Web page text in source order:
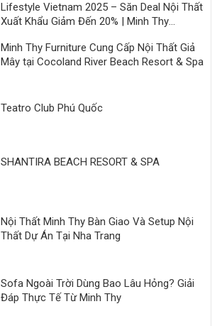
Lifestyle Vietnam 2025 – Săn Deal Nội Thất
Xuất Khẩu Giảm Đến 20% | Minh Thy
Minh Thy Furniture Cung Cấp Nội Thất Giả
Mây tại Cocoland River Beach Resort & Spa
Teatro Club Phú Quốc
SHANTIRA BEACH RESORT & SPA
Nội Thất Minh Thy Bàn Giao Và Setup Nội
Thất Dự Án Tại Nha Trang
Sofa Ngoài Trời Dùng Bao Lâu Hỏng? Giải
Đáp Thực Tế Từ Minh Thy